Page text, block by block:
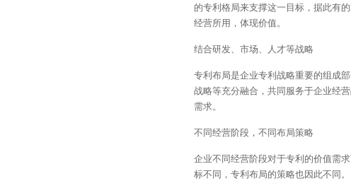
的专利格局来支撑这一目标，据此有
经营所用，体现价值。
结合研发、市场、人才等战略
专利布局是企业专利战略重要的组成
战略等充分融合，共同服务于企业经
需求。
不同经营阶段，不同布局策略
企业不同经营阶段对于专利的价值需
标不同，专利布局的策略也因此不同。